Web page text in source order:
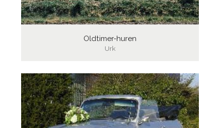
Oldtimer-huren
Urk